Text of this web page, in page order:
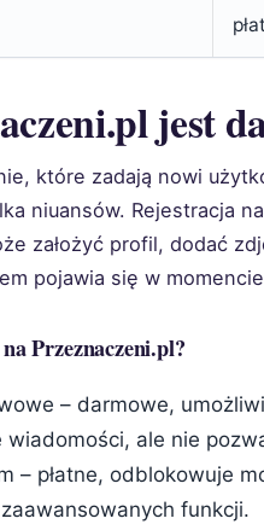
jest
które zadają nowi
niuansów. Rejestracja
założyć profil, dodać
pojawia się w
Przeznaczeni.pl?
– darmowe,
wiadomości, ale nie
– płatne, odblokowuje
funkcji.